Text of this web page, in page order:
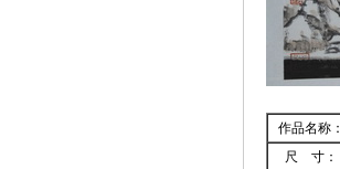
作品名称：
尺 寸：